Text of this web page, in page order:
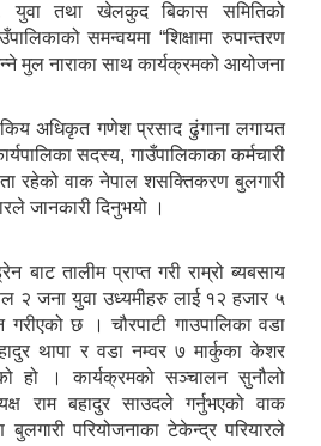
, युवा तथा खेलकुद बिकास समितिको
समन्वयमा “शिक्षामा रुपान्तरण
मुल नाराका साथ कार्यक्रमको आयोजना
अधिकृत गणेश प्रसाद ढुंगाना लगायत
सदस्य, गाउँपालिकाका कर्मचारी
रहेको वाक नेपाल शसक्तिकरण बुलगारी
जानकारी दिनुभयो ।
बाट तालीम प्राप्त गरी राम्रो ब्यबसाय
२ जना युवा उध्यमीहरु लाई १२ हजार ५
छ । चौरपाटी गाउपालिका वडा
थापा र वडा नम्वर ७ मार्कुका केशर
हो । कार्यक्रमको सञ्चालन सुनौलो
राम बहादुर साउदले गर्नुभएको वाक
परियोजनाका टेकेन्द्र परियारले